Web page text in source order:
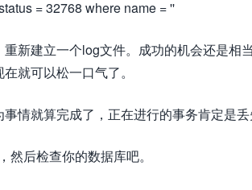
= 32768 where name = ''
新建立一个log文件。成功的机会还是相
就可以松一口气了。
情就算完成了，正在进行的事务肯定是
后检查你的数据库吧。